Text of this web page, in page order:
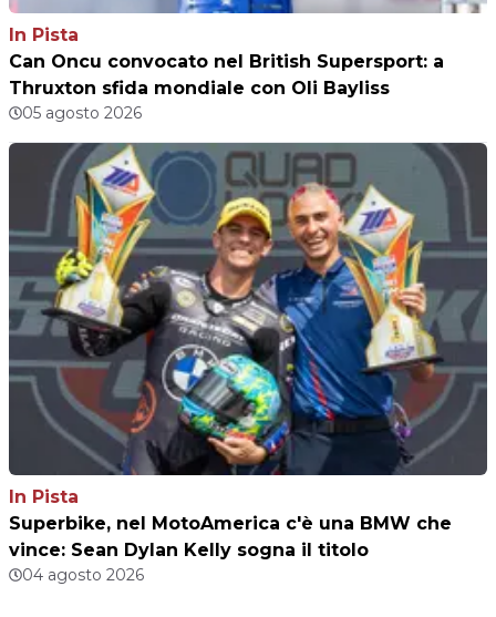
In Pista
Can Oncu convocato nel British Supersport: a
Thruxton sfida mondiale con Oli Bayliss
05 agosto 2026
In Pista
Superbike, nel MotoAmerica c'è una BMW che
vince: Sean Dylan Kelly sogna il titolo
04 agosto 2026